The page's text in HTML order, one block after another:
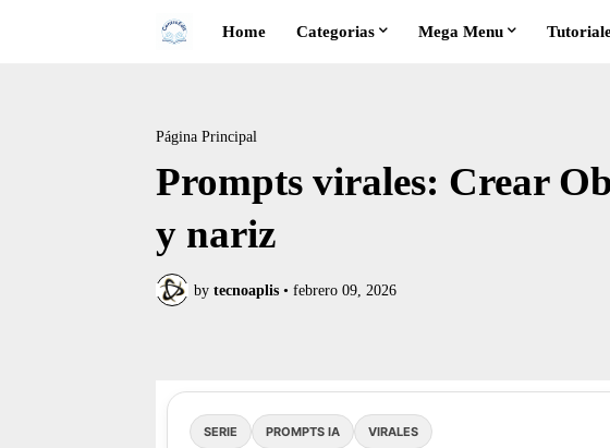
Home Categorias Mega Menu
Página Principal
Prompts virales: Crear
y nariz
by tecnoaplis • febrero 09, 2026
SERIE PROMPTS IA VIRALES